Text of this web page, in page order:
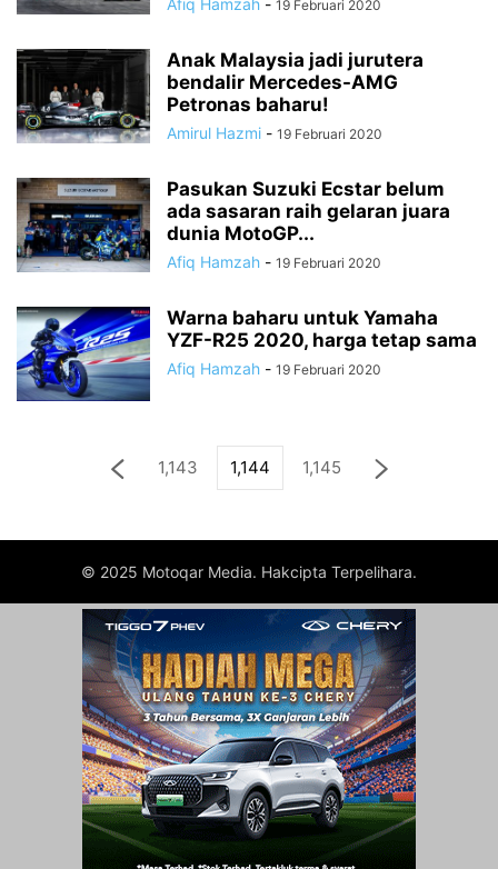
Afiq Hamzah - 19 Februari 2020
Anak Malaysia jadi jurutera
bendalir Mercedes-AMG
Petronas baharu!
Amirul Hazmi - 19 Februari 2020
Pasukan Suzuki Ecstar belum
ada sasaran raih gelaran juara
dunia MotoGP...
Afiq Hamzah - 19 Februari 2020
Warna baharu untuk Yamaha
YZF-R25 2020, harga tetap sama
Afiq Hamzah - 19 Februari 2020
1,143 1,144 1,145
© 2025 Motoqar Media. Hakcipta Terpelihara.